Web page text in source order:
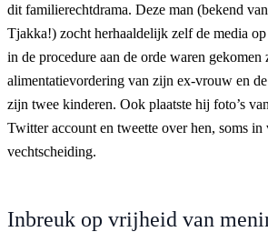
dit familierechtdrama. Deze man (bekend
Tjakka!) zocht herhaaldelijk zelf de media
in de procedure aan de orde waren gekomen
alimentatievordering van zijn ex-vrouw en
zijn twee kinderen. Ook plaatste hij foto’s
Twitter account en tweette over hen, soms in
vechtscheiding.
Inbreuk op vrijheid van